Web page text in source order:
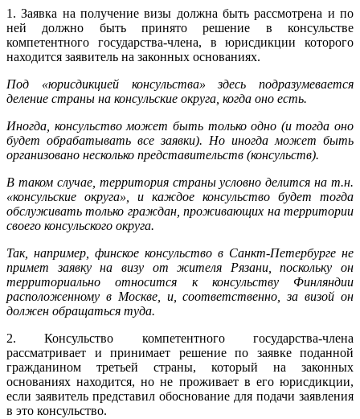
1. Заявка на получение визы должна быть рассмотрена и по
ней должно быть принято решение в консульстве
компетентного государства-члена, в юрисдикции которого
находится заявитель на законных основаниях.
Под «юрисдикцией консульства» здесь подразумевается
деление страны на консульские округа, когда оно есть.
Иногда, консульство может быть только одно (и тогда оно
будет обрабатывать все заявки). Но иногда может быть
организовано несколько представительств (консульств).
В таком случае, территория страны условно делится на т.н.
«консульские округа», и каждое консульство будет тогда
обслуживать только граждан, проживающих на территории
своего консульского округа.
Так, например, финское консульство в Санкт-Петербурге не
примет заявку на визу от жителя Рязани, поскольку он
территориально относится к консульству Финляндии
расположенному в Москве, и, соответственно, за визой он
должен обращаться туда.
2. Консульство компетентного государства-члена
рассматривает и принимает решение по заявке поданной
гражданином третьей страны, который на законных
основаниях находится, но не проживает в его юрисдикции,
если заявитель представил обоснование для подачи заявления
в это консульство.